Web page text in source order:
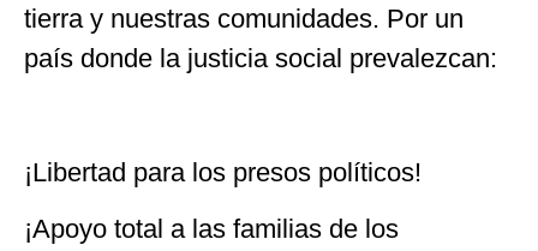
tierra y nuestras comunidades. Por un
país donde la justicia social prevalezcan:
¡Libertad para los presos políticos!
¡Apoyo total a las familias de los